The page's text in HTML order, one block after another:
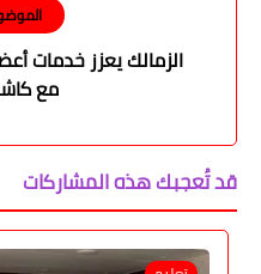
الزمالك يعزز خدمات
مع
قد تُعجبك هذه المشاركات